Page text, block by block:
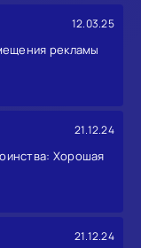
12.03.25
рекламы
21.12.24
Хорошая
21.12.24